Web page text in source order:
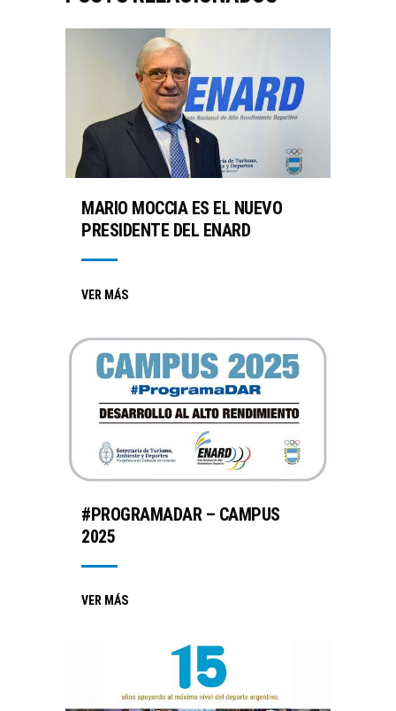
MARIO MOCCIA ES EL NUEVO
PRESIDENTE DEL ENARD
VER MÁS
#PROGRAMADAR – CAMPUS
2025
VER MÁS